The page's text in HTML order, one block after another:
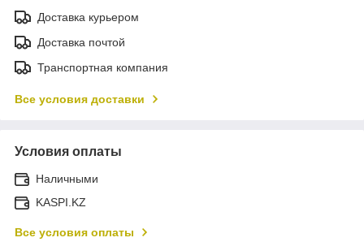
Доставка курьером
Доставка почтой
Транспортная компания
Все условия доставки
Условия оплаты
Наличными
KASPI.KZ
Все условия оплаты